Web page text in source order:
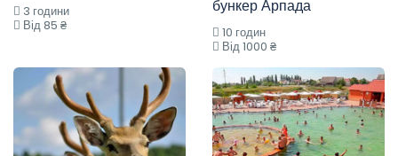
3 години
Від 85 ₴
бункер Арпада
10 годин
Від 1000 ₴